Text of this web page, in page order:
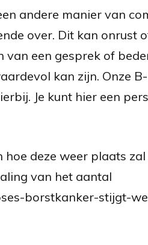
andere manier van
over. Dit kan onrust
van een gesprek of
kan zijn. Onze
Je kunt hier een
deze weer plaats zal
van het aantal
borstkanker-stijgt-